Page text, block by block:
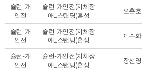
슐런-개
인전
슐런-개인전(지체장
애_스탠딩)혼성
오춘호
슐런-개
인전
슐런-개인전(지체장
애_스탠딩)혼성
이수화
슐런-개
인전
슐런-개인전(지체장
애_스탠딩)혼성
장선영